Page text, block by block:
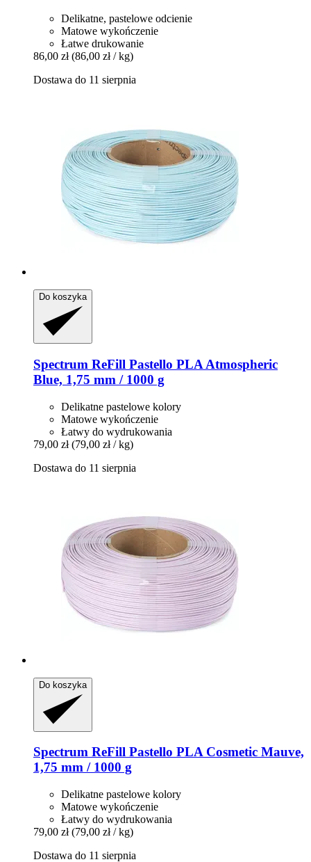
Delikatne, pastelowe odcienie
Matowe wykończenie
Łatwe drukowanie
86,00 zł (86,00 zł / kg)
Dostawa do 11 sierpnia
Do koszyka
Spectrum ReFill Pastello PLA Atmospheric
Blue, 1,75 mm / 1000 g
Delikatne pastelowe kolory
Matowe wykończenie
Łatwy do wydrukowania
79,00 zł (79,00 zł / kg)
Dostawa do 11 sierpnia
Do koszyka
Spectrum ReFill Pastello PLA Cosmetic Mauve,
1,75 mm / 1000 g
Delikatne pastelowe kolory
Matowe wykończenie
Łatwy do wydrukowania
79,00 zł (79,00 zł / kg)
Dostawa do 11 sierpnia